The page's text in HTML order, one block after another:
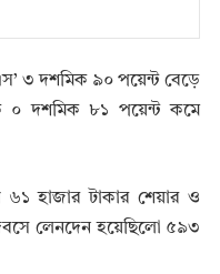
৩ দশমিক ৯০ পয়েন্ট বেড়ে
০ দশমিক ৮১ পয়েন্ট কমে
হাজার টাকার শেয়ার ও
লেনদেন হয়েছিলো ৫৯৩